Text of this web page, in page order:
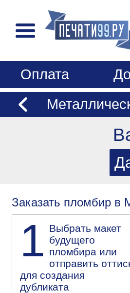
Оплата
Заказать пломбир в
1 Выбрать макет
будущего
пломбира или
отправить
для создания
дубликата